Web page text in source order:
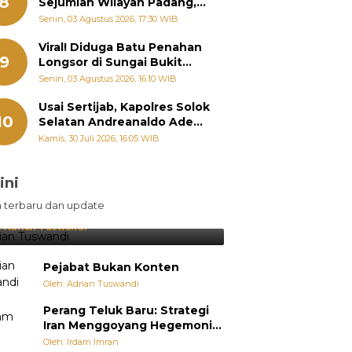
Fadly Amran Perintahkan
Senin, 03 Agustus 2026, 17:30 WIB
9
Viral! Diduga Batu Penahan
Longsor di Sungai Bukit
Nago Padang Diambil, Warga
Senin, 03 Agustus 2026, 16:10 WIB
Usai Sertijab, Kapolres Solok
Selatan Andreanaldo Ademi
Kumpulkan Ninik Mamak
Kamis, 30 Juli 2026, 16:05 WIB
terbaru dan update
Lebih Diunggulkan, tetapi
Selalu Punya Cara Membuat
Adrian Tuswandi
Pejabat Bukan Konten
Oleh: Adrian Tuswandi
Perang Teluk Baru: Strategi
Iran Menggoyang Hegemoni
AS dari Dalam
Oleh: Irdam Imran